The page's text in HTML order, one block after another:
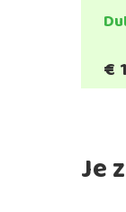
€
Je